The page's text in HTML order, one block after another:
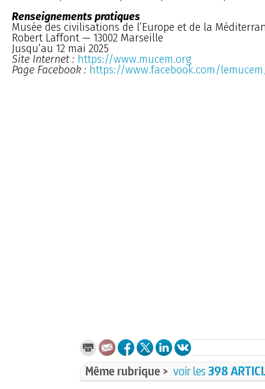
Renseignements pratiques
Musée des civilisations de l’Europe et de la
Robert Laffont — 13002 Marseille
Jusqu’au 12 mai 2025
Site Internet : https://www.mucem.org
Page Facebook : https://www.facebook.com/
Même rubrique > voir les398